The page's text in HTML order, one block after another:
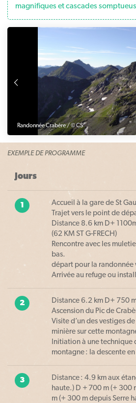
magnifiques et cascades
Randonnée Crabère / © CS
EXEMPLE DE PROGRAMME
Jours
1
Accueil à la gare de St
Trajet vers le point de
Distance 8.6 km D+
(62 KM ST G-FRECH)
Rencontre avec les
bas.
départ pour la randonnée
Arrivée au refuge ou
2
Distance 6.2 km D+ 750
Ascension du Pic de
Visite d’un des vestiges
minière sur cette
Initiation à une technique
montagne : la descente
3
Distance : 4.9 km aux
haute.) D + 700 m (+ 300
m (+ 300 m depuis Serre